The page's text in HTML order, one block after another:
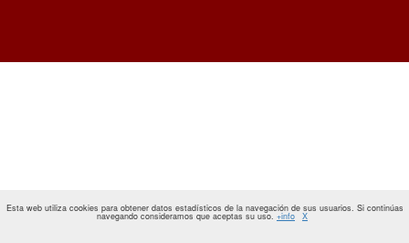
Esta web utiliza cookies para obtener datos estadísticos de la navegación de sus usuarios. Si continúas
navegando consideramos que aceptas su uso. +info X